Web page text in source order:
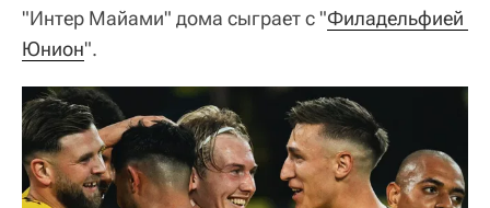
"Интер Майами" дома сыграет с "Филадельфией
Юнион".